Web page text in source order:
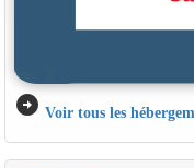
arrow_circle_right Voir tous les